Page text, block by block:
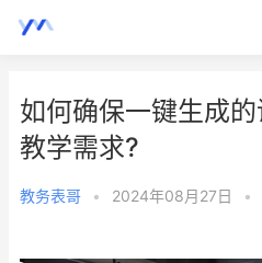
如何确保一键生成
教学需求?
教务表哥 • 2024年08月27日 •